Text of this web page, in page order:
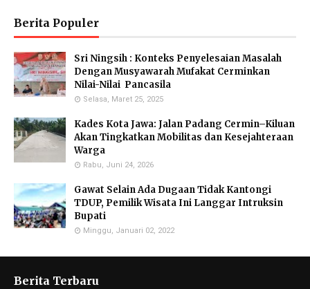
Berita Populer
Sri Ningsih : Konteks Penyelesaian Masalah
Dengan Musyawarah Mufakat Cerminkan
Nilai-Nilai Pancasila
Selasa, Maret 25, 2025
Kades Kota Jawa: Jalan Padang Cermin–Kiluan
Akan Tingkatkan Mobilitas dan Kesejahteraan
Warga
Rabu, Juni 24, 2026
Gawat Selain Ada Dugaan Tidak Kantongi
TDUP, Pemilik Wisata Ini Langgar Intruksin
Bupati
Minggu, Januari 02, 2022
Berita Terbaru